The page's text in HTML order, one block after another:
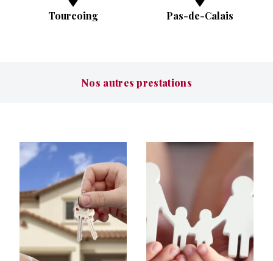
Tourcoing Pas-de-Calais
Nos autres prestations